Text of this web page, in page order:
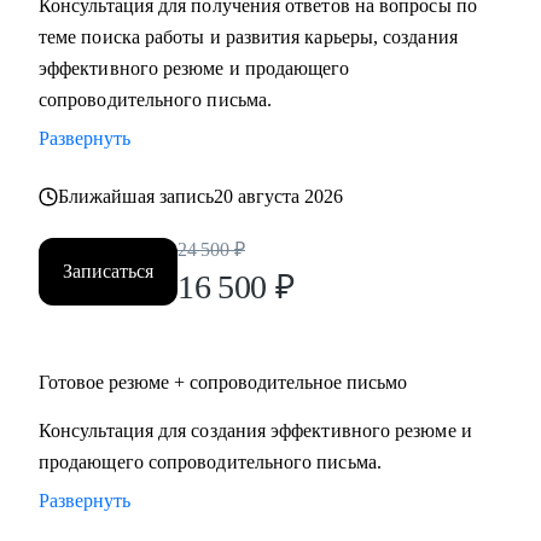
Кому могу помочь:
• карьерного консультирования
• продаж
• маркетинга
• аналитики
• финансов
• логистики
Я помогу вам, даже если вы:
• несколько лет не работали;
Консультация для получения ответов на вопросы по
теме поиска работы и развития карьеры, создания
эффективного резюме и продающего
сопроводительного письма.
Развернуть
Ближайшая запись20 августа 2026
Записаться
24 500 ₽
16 500 ₽
Готовое резюме + сопроводительное письмо
Консультация для создания эффективного резюме и
продающего сопроводительного письма.
Развернуть